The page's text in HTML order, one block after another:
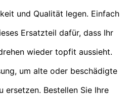
und Qualität legen. Einfach
Ersatzteil dafür, dass Ihr
wieder topfit aussieht.
um alte oder beschädigte
ersetzen. Bestellen Sie Ihre